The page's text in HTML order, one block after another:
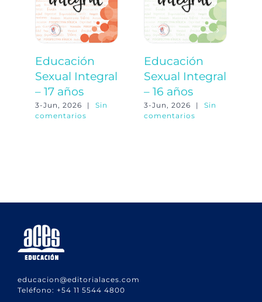
Educación
Sexual Integral
– 17 años
3-Jun, 2026 |
Sin
comentarios
Educación
Sexual Integral
– 16 años
3-Jun, 2026 |
Sin
comentarios
educacion@editorialaces.com
Teléfono: +54 11 5544 4800